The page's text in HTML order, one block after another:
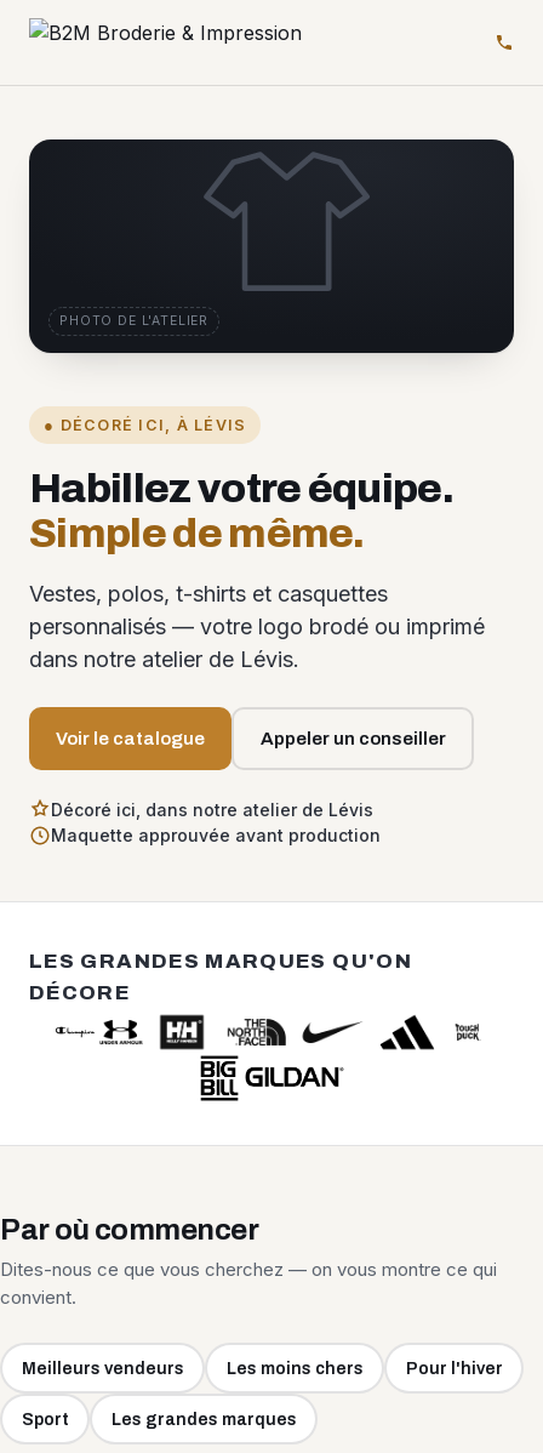
● DÉCORÉ ICI, À LÉVIS
Habillez votre équipe.
Simple de même.
Vestes, polos, t-shirts et casquettes
personnalisés — votre logo brodé ou imprimé
dans notre atelier de Lévis.
Voir le catalogue Appeler un conseiller
Décoré ici, dans notre atelier de Lévis
Maquette approuvée avant production
PHOTO DE L'ATELIER
LES GRANDES MARQUES QU'ON
DÉCORE
Par où commencer
Dites-nous ce que vous cherchez — on vous montre ce qui
convient.
Meilleurs vendeurs Les moins chers Pour l'hiver
Sport Les grandes marques